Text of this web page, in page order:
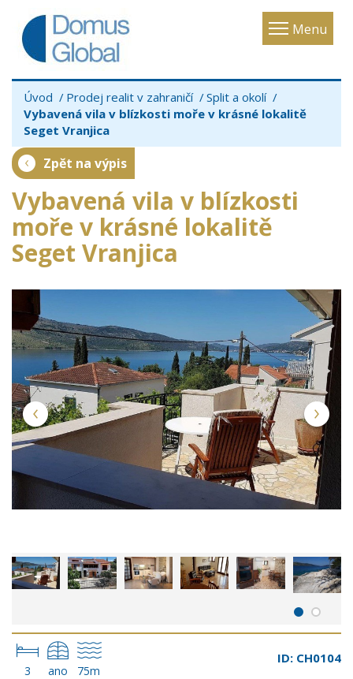
Menu
Toggle
Úvod Prodej realit v zahraničí
Split a okolí
Vybavená vila v blízkosti moře v krásné lokalitě
Seget Vranjica
Zpět na výpis
Vybavená vila v blízkosti
moře v krásné lokalitě
Seget Vranjica
3 ano 75m
ID: CH0104